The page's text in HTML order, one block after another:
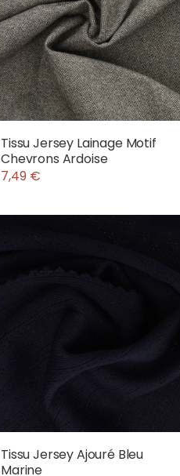
Tissu Jersey Lainage Motif
Chevrons Ardoise
7,49 €
Tissu Jersey Ajouré Bleu
Marine